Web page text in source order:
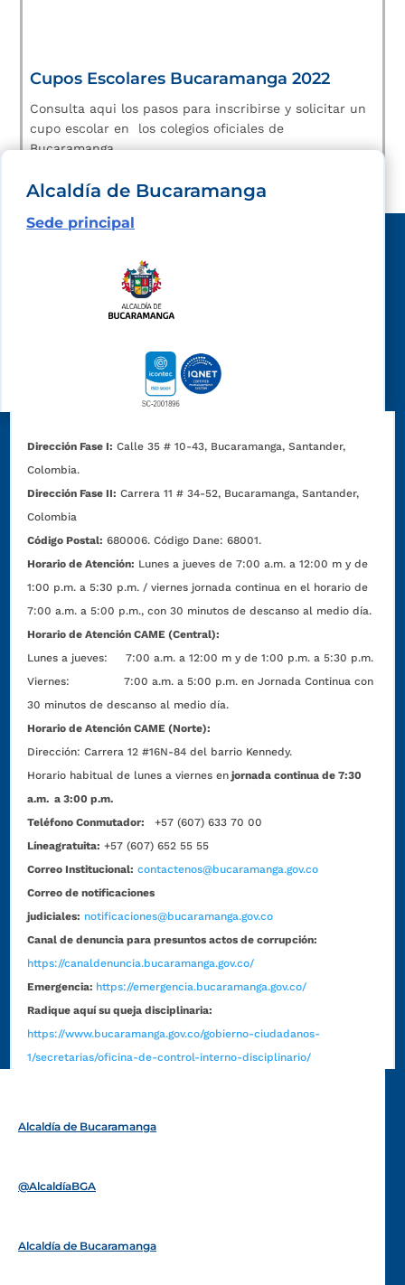
Cupos Escolares Bucaramanga 2022
Consulta aqui los pasos para inscribirse y solicitar un
cupo escolar en los colegios oficiales de
Bucaramanga.
Alcaldía de Bucaramanga
Sede principal
Dirección Fase I: Calle 35 # 10-43, Bucaramanga, Santander,
Colombia.
Dirección Fase II: Carrera 11 # 34-52, Bucaramanga, Santander,
Colombia
Código Postal: 680006. Código Dane: 68001.
Horario de Atención: Lunes a jueves de 7:00 a.m. a 12:00 m y de
1:00 p.m. a 5:30 p.m. / viernes jornada continua en el horario de
7:00 a.m. a 5:00 p.m., con 30 minutos de descanso al medio día.
Horario de Atención CAME (Central):
Lunes a jueves: 7:00 a.m. a 12:00 m y de 1:00 p.m. a 5:30 p.m.
Viernes: 7:00 a.m. a 5:00 p.m. en Jornada Continua con
30 minutos de descanso al medio día.
Horario de Atención CAME (Norte):
Dirección:Carrera 12 #16N-84 del barrio Kennedy.
Horario habitual de lunes a viernes en jornada continua de 7:30
a.m. a 3:00 p.m.
Teléfono Conmutador:
+57 (607) 633 70 00
Líneagratuita: +57 (607) 652 55 55
Correo Institucional: contactenos@bucaramanga.gov.co
Correo de notificaciones
judiciales: notificaciones@bucaramanga.gov.co
Canal de denuncia para presuntos actos de corrupción:
https://canaldenuncia.bucaramanga.gov.co/
Emergencia: https://emergencia.bucaramanga.gov.co/
Radique aquí su queja disciplinaria:
https://www.bucaramanga.gov.co/gobierno-ciudadanos-
1/secretarias/oficina-de-control-interno-disciplinario/
Alcaldía de Bucaramanga
@AlcaldíaBGA
Alcaldía de Bucaramanga